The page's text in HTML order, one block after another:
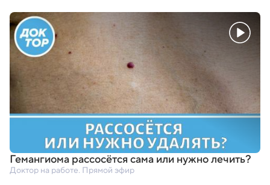
Гемангиома рассосётся сама или нужно лечить?
Доктор на работе. Прямой эфир